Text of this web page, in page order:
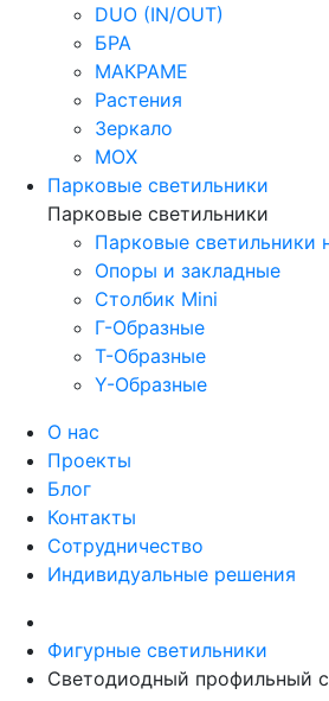
DUO (IN/OUT)
БРА
МАКРАМЕ
Растения
Зеркало
МОХ
Парковые светильники
Парковые светильники
Парковые светильники
Опоры и закладные
Столбик Mini
Г-Образные
Т-Образные
Y-Образные
О нас
Проекты
Блог
Контакты
Сотрудничество
Индивидуальные решения
Фигурные светильники
Светодиодный профильный